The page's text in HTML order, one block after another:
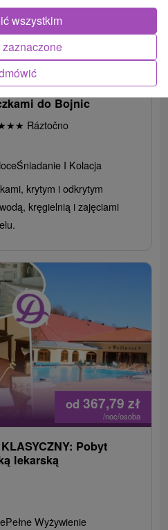
/noc/osoba
wybór na aktywny
do Bojnic
★★ Ráztočno
Śniadanie I Kolacja
krytym i odkrytym
kręgielnią i zajęciami
od 367,79 zł
/noc/osoba
Pobyt
lekarską
Pełne Wyżywienie
wszystkim